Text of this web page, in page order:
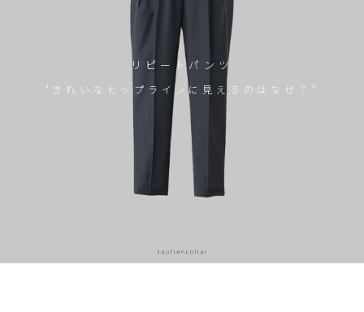
リピートパンツ
"きれいなヒップラインに見えるのはなぜ？"